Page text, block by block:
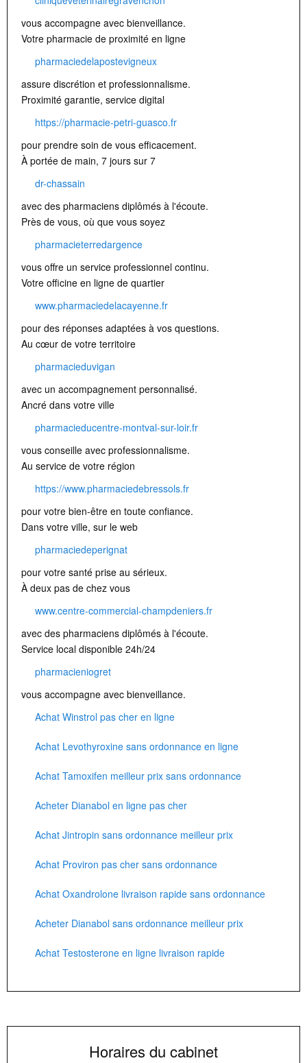
vous accompagne avec bienveillance.
Votre pharmacie de proximité en ligne
pharmaciedelapostevigneux
assure discrétion et professionnalisme.
Proximité garantie, service digital
https://pharmacie-petri-guasco.fr
pour prendre soin de vous efficacement.
À portée de main, 7 jours sur 7
dr-chassain
avec des pharmaciens diplômés à l'écoute.
Près de vous, où que vous soyez
pharmacieterredargence
vous offre un service professionnel continu.
Votre officine en ligne de quartier
www.pharmaciedelacayenne.fr
pour des réponses adaptées à vos questions.
Au cœur de votre territoire
pharmacieduvigan
avec un accompagnement personnalisé.
Ancré dans votre ville
pharmacieducentre-montval-sur-loir.fr
vous conseille avec professionnalisme.
Au service de votre région
https://www.pharmaciedebressols.fr
pour votre bien-être en toute confiance.
Dans votre ville, sur le web
pharmaciedeperignat
pour votre santé prise au sérieux.
À deux pas de chez vous
www.centre-commercial-champdeniers.fr
avec des pharmaciens diplômés à l'écoute.
Service local disponible 24h/24
pharmacieniogret
vous accompagne avec bienveillance.
Achat Winstrol pas cher en ligne
Achat Levothyroxine sans ordonnance en ligne
Achat Tamoxifen meilleur prix sans ordonnance
Acheter Dianabol en ligne pas cher
Achat Jintropin sans ordonnance meilleur prix
Achat Proviron pas cher sans ordonnance
Achat Oxandrolone livraison rapide sans ordonnance
Acheter Dianabol sans ordonnance meilleur prix
Achat Testosterone en ligne livraison rapide
Horaires du cabinet